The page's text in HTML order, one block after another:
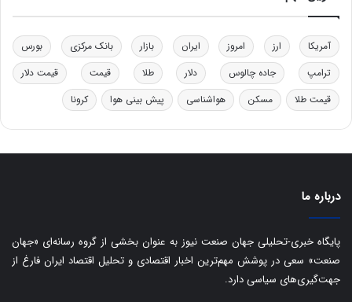
د
خ
و
د
ر
و
ی
ک
ی
ف
ی
آمریکا ارز امروز ایران بازار بانک مرکزی
بورس
ترامپ
جاده چالوس دلار طلا قیمت
قیمت دلار
قیمت طلا
مسکن هواشناسی پیش بینی هوا کرونا
درباره ما
پایگاه خبری-تحلیلی جهان صنعت نیوز به عنوان بخشی از گروه رسانه‌ای «جهان
صنعت» سعی در پوشش مهم‌ترین اخبار اقتصادی و تحلیل اقتصاد ایران فارغ از
جهت‌گیری‌های سیاسی دارد.